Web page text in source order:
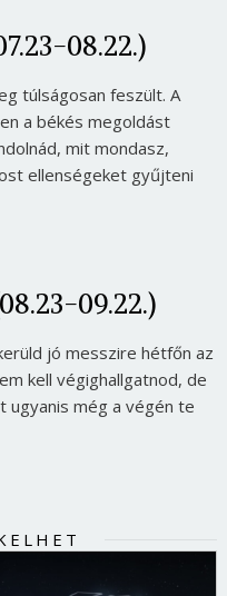
08.22.)
túlságosan feszült. A
a békés megoldást
mit mondasz,
ellenségeket gyűjteni
09.22.)
jó messzire hétfőn az
kell végighallgatnod, de
ugyanis még a végén te